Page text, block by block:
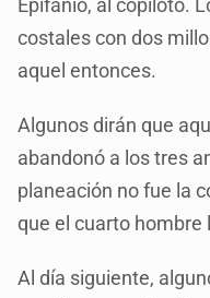
Epifanio, al copiloto.
costales con dos
aquel entonces.
Algunos dirán que
abandonó a los tres
planeación no fue la
que el cuarto hombre
Al día siguiente,